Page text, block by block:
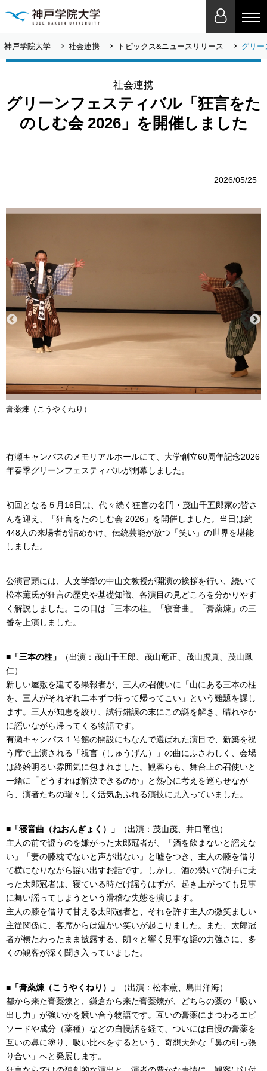
神戸学院大学 社会連携 トピックス&ニュースリリース グリー
社会連携
グリーンフェスティバル「狂言をた
のしむ会 2026」を開催しました
2026/05/25
膏薬煉（こうやくねり）
有瀬キャンパスのメモリアルホールにて、大学創立60周年記念2026
年春季グリーンフェスティバルが開幕しました。
初回となる５月16日は、代々続く狂言の名門・茂山千五郎家の皆さ
んを迎え、「狂言をたのしむ会 2026」を開催しました。当日は約
448人の来場者が詰めかけ、伝統芸能が放つ「笑い」の世界を堪能
しました。
公演冒頭には、人文学部の中山文教授が開演の挨拶を行い、続いて
松本薫氏が狂言の歴史や基礎知識、各演目の見どころを分かりやす
く解説しました。この日は「三本の柱」「寝音曲」「膏薬煉」の三
番を上演しました。
■「三本の柱」
（出演：茂山千五郎、茂山竜正、茂山虎真、茂山鳳
仁）
新しい屋敷を建てる果報者が、三人の召使いに「山にある三本の柱
を、三人がそれぞれ二本ずつ持って帰ってこい」という難題を課し
ます。三人が知恵を絞り、試行錯誤の末にこの謎を解き、晴れやか
に謡いながら帰ってくる物語です。
有瀬キャンパス１号館の開設にちなんで選ばれた演目で、新築を祝
う席で上演される「祝言（しゅうげん）」の曲にふさわしく、会場
は終始明るい雰囲気に包まれました。観客らも、舞台上の召使いと
一緒に「どうすれば解決できるのか」と熱心に考えを巡らせなが
ら、演者たちの瑞々しく活気あふれる演技に見入っていました。
■「寝音曲（ねおんぎょく）」
（出演：茂山茂、井口竜也）
主人の前で謡うのを嫌がった太郎冠者が、「酒を飲まないと謡えな
い」「妻の膝枕でないと声が出ない」と嘘をつき、主人の膝を借り
て横になりながら謡い出すお話です。しかし、酒の勢いで調子に乗
った太郎冠者は、寝ている時だけ謡うはずが、起き上がっても見事
に舞い謡ってしまうという滑稽な失態を演じます。
主人の膝を借りて甘える太郎冠者と、それを許す主人の微笑ましい
主従関係に、客席からは温かい笑いが起こりました。また、太郎冠
者が横たわったまま披露する、朗々と響く見事な謡の力強さに、多
くの観客が深く聞き入っていました。
■「膏薬煉（こうやくねり）」
（出演：松本薫、島田洋海）
都から来た膏薬煉と、鎌倉から来た膏薬煉が、どちらの薬の「吸い
出し力」が強いかを競い合う物語です。互いの膏薬にまつわるエピ
ソードや成分（薬種）などの自慢話を経て、ついには自慢の膏薬を
互いの鼻に塗り、吸い比べをするという、奇想天外な「鼻の引っ張
り合い」へと発展します。